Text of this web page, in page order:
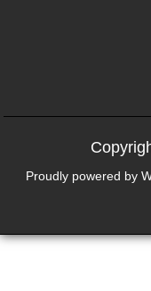
Proudly powered by